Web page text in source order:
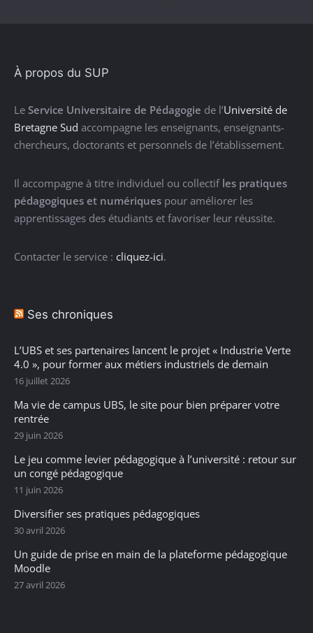
À propos du SUP
Le Service Universitaire de Pédagogie de l’Université de
Bretagne Sud accompagne les enseignants, enseignants-
chercheurs, doctorants et personnels de l’établissement.
Il accompagne à titre individuel ou collectif les pratiques
pédagogiques et numériques pour améliorer les
apprentissages des étudiants et favoriser leur réussite.
Contacter le service : cliquez-ici.
Ses chroniques
L’UBS et ses partenaires lancent le projet « Industrie Verte
4.0 », pour former aux métiers industriels de demain
16 juillet 2026
Ma vie de campus UBS, le site pour bien préparer votre
rentrée
29 juin 2026
Le jeu comme levier pédagogique à l’université : retour sur
un congé pédagogique
11 juin 2026
Diversifier ses pratiques pédagogiques
30 avril 2026
Un guide de prise en main de la plateforme pédagogique
Moodle
27 avril 2026